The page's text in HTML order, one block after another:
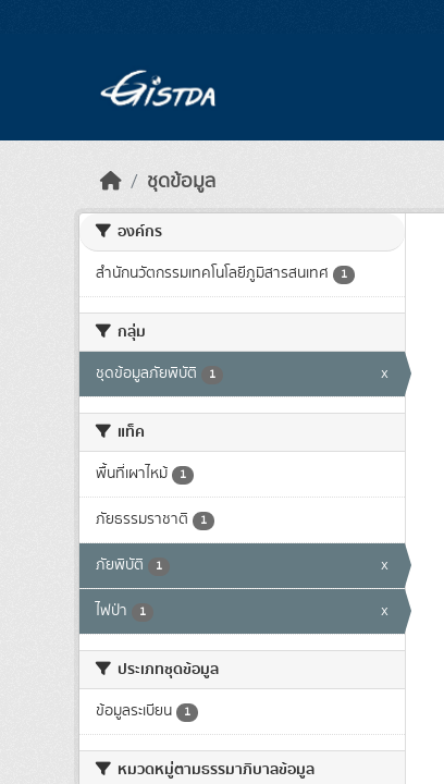
ชุดข้อมูล
องค์กร
สำนักนวัตกรรมเทคโนโลยีภูมิสารสนเทศ 1
กลุ่ม
ชุดข้อมูลภัยพิบัติ 1 x
แท็ค
พื้นที่เผาไหม้ 1
ภัยธรรมราชาติ 1
ภัยพิบัติ 1 x
ไฟป่า 1 x
ประเภทชุดข้อมูล
ข้อมูลระเบียน 1
หมวดหมู่ตามธรรมาภิบาลข้อมูล